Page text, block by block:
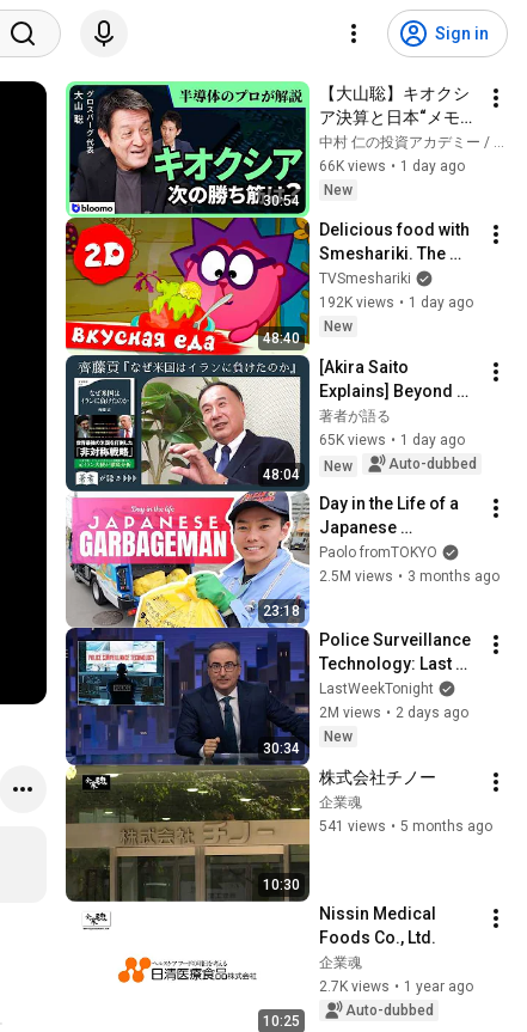
Sign in
30:54
【大山聡】キオクシ
ア決算と日本“メモ
リ”の未来を半導体の
プロが徹底解説!真の
実力と中国の脅威は?
中村 仁の投資アカデミー / ブルーモ証券
66K views • 1 day ago
New
48:40
Delicious food with
Smeshariki. The
best episodes -
Smeshariki 2D.
Collection 2026
TVSmeshariki
192K views • 1 day ago
New
48:04
[Akira Saito
Explains] Beyond
the Strait of
Hormuz: The Many
Reasons Why Iran
...
著者が語る
65K views • 1 day ago
New
Auto-dubbed
23:18
Day in the Life of a
Japanese
Garbageman
Paolo fromTOKYO
2.5M views • 3 months ago
30:34
Police Surveillance
Technology: Last
Week Tonight with
John Oliver (HBO)
LastWeekTonight
2M views • 2 days ago
New
10:30
株式会社チノー
企業魂
541 views • 5 months ago
10:25
Nissin Medical
Foods Co., Ltd.
企業魂
2.7K views • 1 year ago
Auto-dubbed